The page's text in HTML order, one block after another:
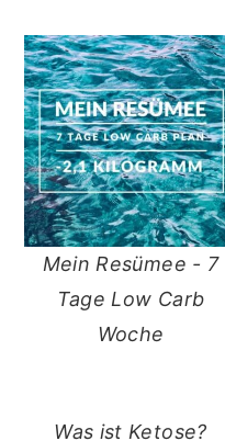
Mein Resümee - 7
Tage Low Carb
Woche
Was ist Ketose?